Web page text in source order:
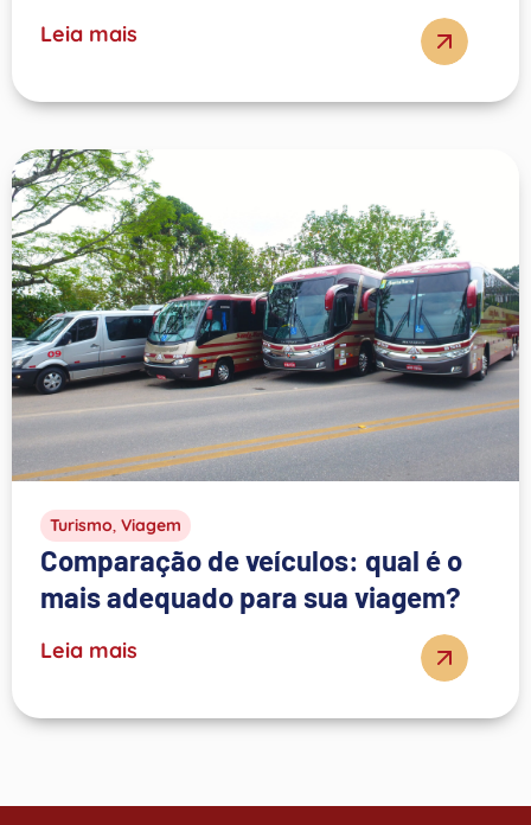
Leia mais
Turismo, Viagem
Comparação de veículos: qual é o
mais adequado para sua viagem?
Leia mais